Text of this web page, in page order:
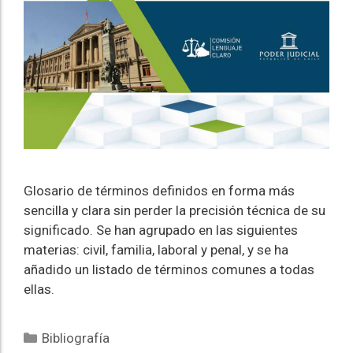
Glosario de términos definidos en forma más
sencilla y clara sin perder la precisión técnica de su
significado. Se han agrupado en las siguientes
materias: civil, familia, laboral y penal, y se ha
añadido un listado de términos comunes a todas
ellas.
Bibliografía